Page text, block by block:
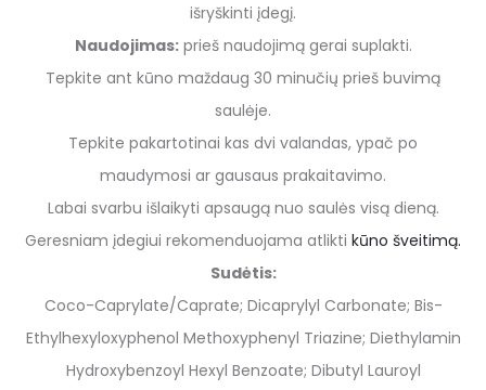
išryškinti įdegį.
Naudojimas:prieš naudojimą gerai suplakti.
Tepkite ant kūno maždaug 30 minučių prieš buvimą
saulėje.
Tepkite pakartotinai kas dvi valandas, ypač po
maudymosi ar gausaus prakaitavimo.
Labai svarbu išlaikyti apsaugą nuo saulės visą dieną.
Geresniam įdegiui rekomenduojama atlikti kūno šveitimą.
Sudėtis:
Coco-Caprylate/Caprate; Dicaprylyl Carbonate; Bis-
Ethylhexyloxyphenol Methoxyphenyl Triazine; Diethylamin
Hydroxybenzoyl Hexyl Benzoate; Dibutyl Lauroyl